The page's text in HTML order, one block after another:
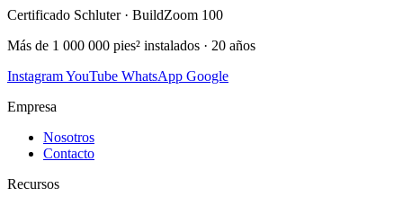
Certificado Schluter · BuildZoom 100
Más de 1 000 000 pies² instalados · 20 años
InstagramYouTube WhatsApp Google
Empresa
Nosotros
Contacto
Recursos